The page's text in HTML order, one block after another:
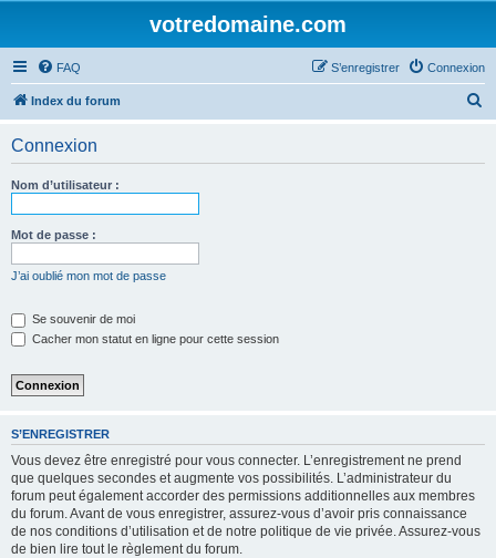
votredomaine.com
FAQ Connexion
S’enregistrer
Index du forum
Connexion
Nom d’utilisateur :
Mot de passe :
J’ai oublié mon mot de passe
Se souvenir de moi
Cacher mon statut en ligne pour cette session
S’ENREGISTRER
Vous devez être enregistré pour vous connecter. L’enregistrement ne prend
que quelques secondes et augmente vos possibilités. L’administrateur du
forum peut également accorder des permissions additionnelles aux membres
du forum. Avant de vous enregistrer, assurez-vous d’avoir pris connaissance
de nos conditions d’utilisation et de notre politique de vie privée. Assurez-vous
de bien lire tout le règlement du forum.